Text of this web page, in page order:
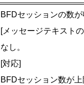
BFDセッションの数が
[メッセージテキスト
なし。
[対応]
BFDセッション数が